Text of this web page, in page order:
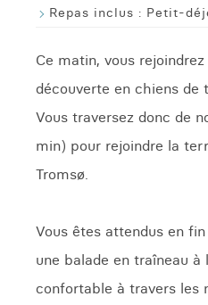
Repas inclus : Petit-
Ce matin, vous
découverte en chiens de
Vous traversez donc de
min) pour rejoindre la
Tromsø.
Vous êtes attendus en
une balade en traîneau
confortable à travers les